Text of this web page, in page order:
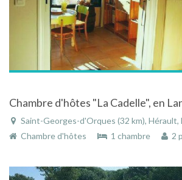
Saint-Georges-d'Orques (32 km), Hérault, Languedoc-
Chambre d'hôtes
1 chambre 2